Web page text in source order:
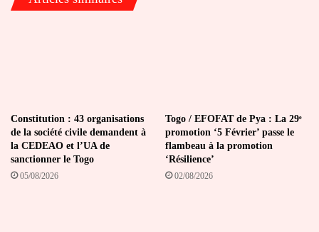
Constitution : 43 organisations
de la société civile demandent à
la CEDEAO et l’UA de
sanctionner le Togo
05/08/2026
Togo / EFOFAT de Pya : La 29ᵉ
promotion ‘5 Février’ passe le
flambeau à la promotion
‘Résilience’
02/08/2026